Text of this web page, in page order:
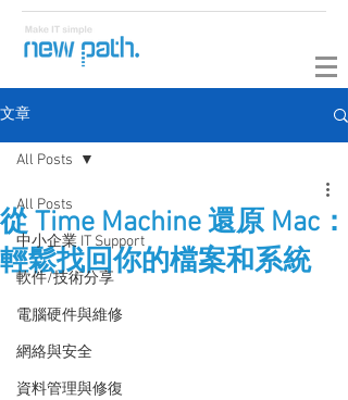
文章
All Posts
中小企業 IT Support
軟件/技術分享
電腦硬件與維修
網絡與安全
資料管理與修復
All Posts
從 Time Machine 還原 Mac：
輕鬆找回你的檔案和系統